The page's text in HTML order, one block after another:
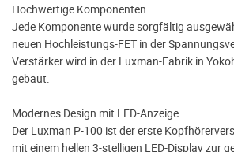
Hochwertige Komponenten
Jede Komponente wurde sorgfältig
neuen Hochleistungs-FET in der
Verstärker wird in der Luxman-Fabrik in
gebaut.
Modernes Design mit LED-Anzeige
Der Luxman P-100 ist der erste
mit einem hellen 3-stelligen LED-Display zur